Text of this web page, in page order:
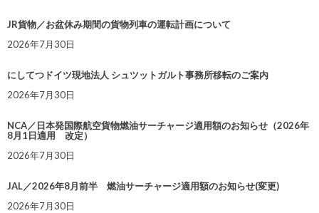
JR貨物／お盆休み期間の貨物列車の運転計画について
2026年7月30日
にしてつドイツ現地法人 シュツットガルト事務所移転のご案内
2026年7月30日
NCA／日本発国際航空貨物燃油サーチャージ適用額のお知らせ（2026年
8月1日適用 改定）
2026年7月30日
JAL／2026年8月前半 燃油サーチャージ適用額のお知らせ(変更)
2026年7月30日